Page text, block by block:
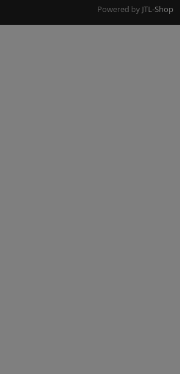
Powered by JTL-Shop